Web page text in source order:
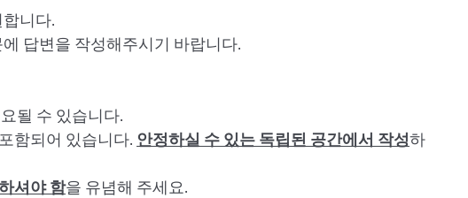
니다.
답변을 작성해주시기 바랍니다.
될 수 있습니다.
함되어 있습니다. 안정하실 수 있는 독립된 공간에서 작성하
셔야 함을 유념해 주세요.